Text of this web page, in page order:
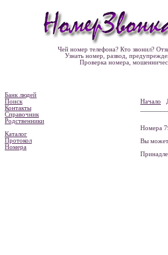
Чей номер телефона? Кто звонил?
Узнать номер, развод,
Проверка номера,
Банк людей
Поиск
Контакты
Справочник
Родственники
Каталог
Протокол
Номера
Начало
Номера
Вы